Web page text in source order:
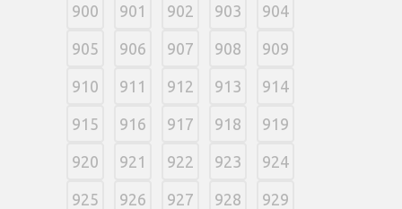
900 901 902 903 904
905 906 907 908 909
910 911 912 913 914
915 916 917 918 919
920 921 922 923 924
925 926 927 928 929